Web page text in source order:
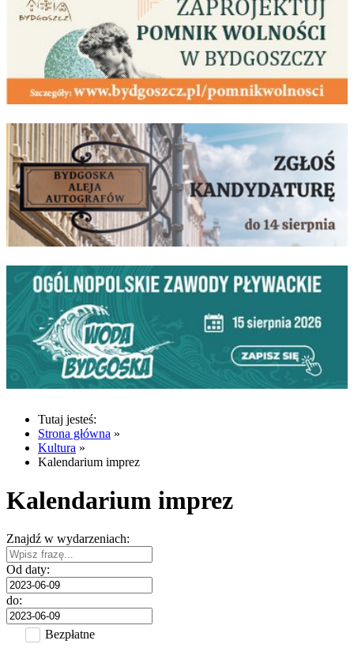
Tutaj jesteś:
Strona główna »
Kultura »
Kalendarium imprez
Kalendarium imprez
Znajdź w wydarzeniach:
Od daty:
do:
Bezpłatne